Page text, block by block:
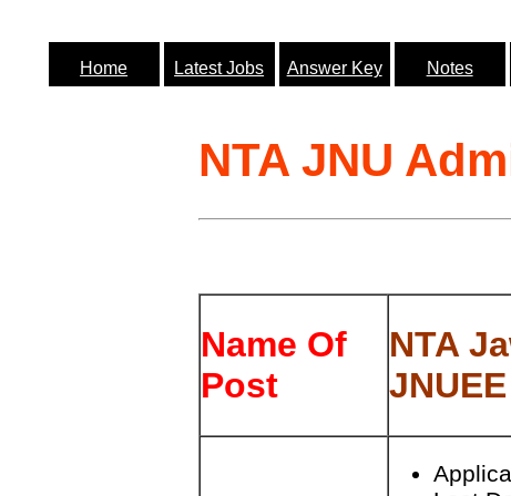
Home Latest Jobs Answer Key Notes
NTA JNU
Name Of
Post
NTA